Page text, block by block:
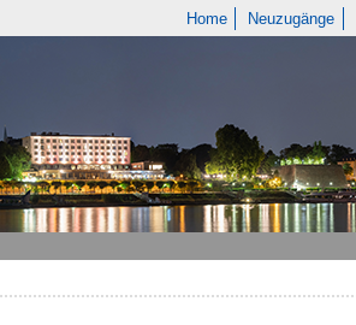
Home Neuzugänge